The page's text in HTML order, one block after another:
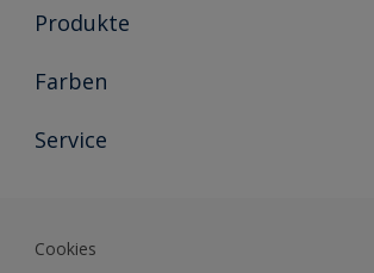
Produkte
Holzschutz
Metallschutz
Farben
Farbkollektionen
Farb-Tools
Service
Sikkens Akademie
Cookies